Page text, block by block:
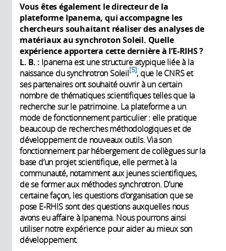
Vous êtes également le directeur de la
plateforme Ipanema, qui accompagne les
chercheurs souhaitant réaliser des analyses de
matériaux au synchroton Soleil. Quelle
expérience apportera cette dernière à l’E-RIHS ?
L. B. : Ipanema est une structure atypique liée à la
naissance du synchrotron Soleil 5 , que le CNRS et
ses partenaires ont souhaité ouvrir à un certain
nombre de thématiques scientifiques telles que la
recherche sur le patrimoine. La plateforme a un
mode de fonctionnement particulier : elle pratique
beaucoup de recherches méthodologiques et de
développement de nouveaux outils. Via son
fonctionnement par hébergement de collègues sur la
base d’un projet scientifique, elle permet à la
communauté, notamment aux jeunes scientifiques,
de se former aux méthodes synchrotron. D’une
certaine façon, les questions d’organisation que se
pose E-RHIS sont des questions auxquelles nous
avons eu affaire à Ipanema. Nous pourrons ainsi
utiliser notre expérience pour aider au mieux son
développement.